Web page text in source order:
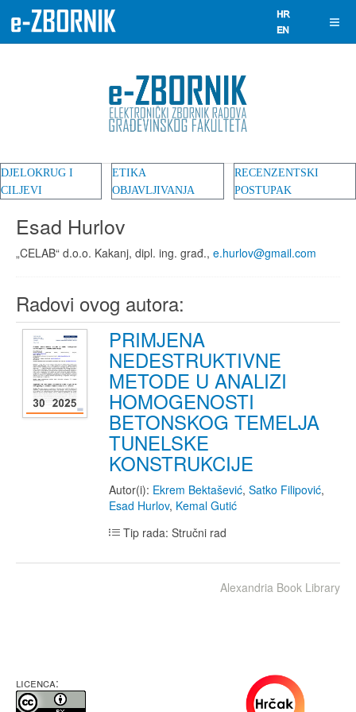
DJELOKRUG I
CILJEVI
ETIKA
OBJAVLJIVANJA
RECENZENTSKI
POSTUPAK
Esad Hurlov
„CELAB“ d.o.o. Kakanj, dipl. ing. građ., e.hurlov@gmail.com
Radovi ovog autora:
PRIMJENA
NEDESTRUKTIVNE
METODE U ANALIZI
HOMOGENOSTI
BETONSKOG TEMELJA
TUNELSKE
KONSTRUKCIJE
Autor(i): Ekrem Bektašević, Satko Filipović,
Esad Hurlov, Kemal Gutić
Tip rada: Stručni rad
Alexandria Book Library
LICENCA: